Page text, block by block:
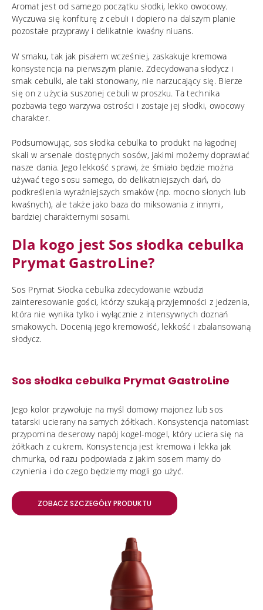
Aromat jest od samego początku słodki, lekko owocowy.
Wyczuwa się konfiturę z cebuli i dopiero na dalszym planie
pozostałe przyprawy i delikatnie kwaśny niuans.
W smaku, tak jak pisałem wcześniej, zaskakuje kremowa
konsystencja na pierwszym planie. Zdecydowana słodycz i
smak cebulki, ale taki stonowany, nie narzucający się. Bierze
się on z użycia suszonej cebuli w proszku. Ta technika
pozbawia tego warzywa ostrości i zostaje jej słodki, owocowy
charakter.
Podsumowując, sos słodka cebulka to produkt na łagodnej
skali w arsenale dostępnych sosów, jakimi możemy doprawiać
nasze dania. Jego lekkość sprawi, że śmiało będzie można
używać tego sosu samego, do delikatniejszych dań, do
podkreślenia wyraźniejszych smaków (np. mocno słonych lub
kwaśnych), ale także jako baza do miksowania z innymi,
bardziej charakternymi sosami.
Dla kogo jest Sos słodka cebulka
Prymat GastroLine?
Sos Prymat Słodka cebulka zdecydowanie wzbudzi
zainteresowanie gości, którzy szukają przyjemności z jedzenia,
która nie wynika tylko i wyłącznie z intensywnych doznań
smakowych. Docenią jego kremowość, lekkość i zbalansowaną
słodycz.
Sos słodka cebulka Prymat GastroLine
Jego kolor przywołuje na myśl domowy majonez lub sos
tatarski ucierany na samych żółtkach. Konsystencja natomiast
przypomina deserowy napój kogel-mogel, który uciera się na
żółtkach z cukrem. Konsystencja jest kremowa i lekka jak
chmurka, od razu podpowiada z jakim sosem mamy do
czynienia i do czego będziemy mogli go użyć.
ZOBACZ SZCZEGÓŁY PRODUKTU